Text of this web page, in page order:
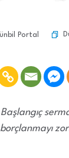
Portal